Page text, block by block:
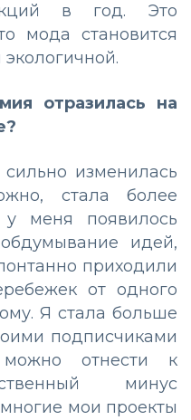
в год. Это
мода становится
отразилась на
изменилась
стала более
у меня появилось
идей,
приходили
от одного
Я стала больше
подписчиками
отнести к
минус
мои проекты